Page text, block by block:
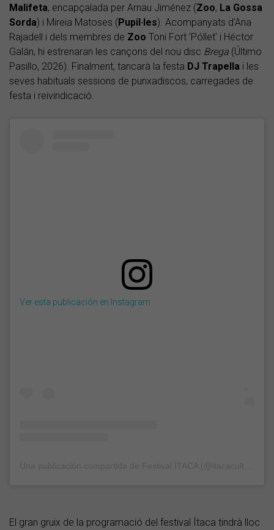
Malifeta, encapçalada per Arnau Jiménez (Zoo, La Gossa
Sorda) i Mireia Matoses (Pupil·les). Acompanyats d'Ana
Rajadell i dels membres de Zoo Toni Fort 'Póllet' i Héctor
Galán, hi estrenaran les cançons del nou disc Brega (Último
Pasillo, 2026). Finalment, tancarà la festa DJ Trapella i les
seves habituals sessions de punxadiscos, carregades de
festa i reivindicació.
Ver esta publicación en Instagram
El gran gruix de la programació del festival Ítaca tindrà lloc